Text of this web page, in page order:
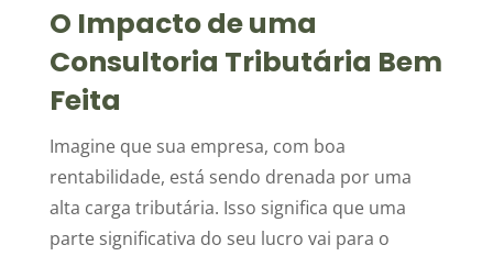
O Impacto de uma
Consultoria Tributária Bem
Feita
Imagine que sua empresa, com boa
rentabilidade, está sendo drenada por uma
alta carga tributária. Isso significa que uma
parte significativa do seu lucro vai para o